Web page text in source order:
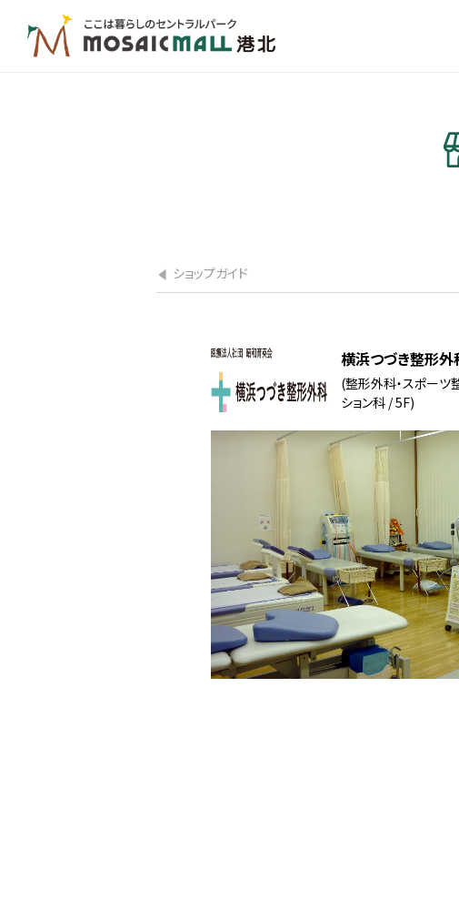
ショップガイド
横浜つづき整形外
(整形外科・スポーツ
ション科 / 5F)